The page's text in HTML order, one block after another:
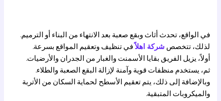
في الواقع، تحدث أثاث وبقع صعبة بعد الانتهاء من البناء أو الترميم.
لذلك، تتخصص شركة اهلاً في تنظيف وتعقيم المواقع بسرعة.
أولاً، يزيل الفريق بقايا الأسمنت والغبار من الجدران والأرضيات.
ثم، يستخدم منظفات قوية وآمنة لإزالة البقع الصعبة والطلاء.
وبالإضافة إلى ذلك، يتم تعقيم الأسطح لحماية السكان من الأتربة
والميكروبات المتبقية.